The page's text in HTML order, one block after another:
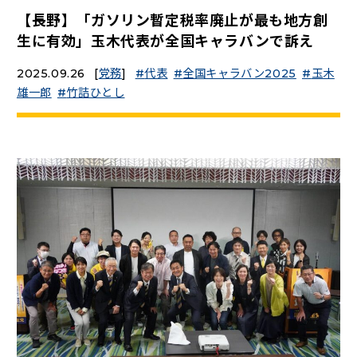
こくみんうさぎの部屋
Go!Go!こくみんストア
（新しいタブで開く）
国民民主党学生部（新しいタブで開く）
二次創作ガイドライン （新しいタブで開く）
プライバシーポリシー
特定商取引法に基づく表記
【長野】「ガソリン暫定税率廃止が最も地方創
生に有効」玉木代表が全国キャラバンで訴え
2025.09.26 [党務] 代表 全国キャラバン2025
玉木
雄一郎
竹詰ひとし